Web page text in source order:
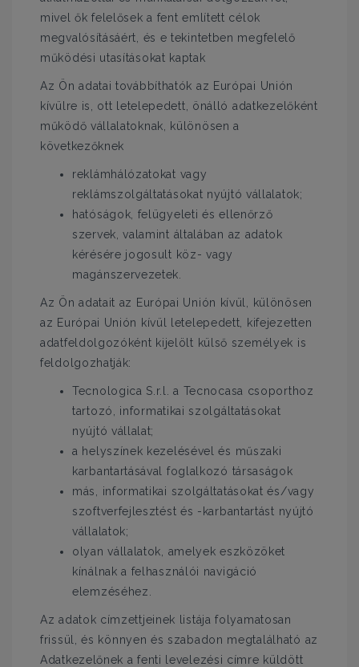
mivel ők felelősek a fent említett célok
megvalósításáért, és e tekintetben megfelelő
működési utasításokat kaptak
Az Ön adatai továbbíthatók az Európai Unión
kívülre is, ott letelepedett, önálló adatkezelőként
működő vállalatoknak, különösen a
következőknek
reklámhálózatokat vagy
reklámszolgáltatásokat nyújtó vállalatok;
hatóságok, felügyeleti és ellenőrző
szervek, valamint általában az adatok
kérésére jogosult köz- vagy
magánszervezetek.
Az Ön adatait az Európai Unión kívül, különösen
az Európai Unión kívül letelepedett, kifejezetten
adatfeldolgozóként kijelölt külső személyek is
feldolgozhatják:
Tecnologica S.r.l. a Tecnocasa csoporthoz
tartozó, informatikai szolgáltatásokat
nyújtó vállalat;
a helyszínek kezelésével és műszaki
karbantartásával foglalkozó társaságok
más, informatikai szolgáltatásokat és/vagy
szoftverfejlesztést és -karbantartást nyújtó
vállalatok;
olyan vállalatok, amelyek eszközöket
kínálnak a felhasználói navigáció
elemzéséhez.
Az adatok címzettjeinek listája folyamatosan
frissül, és könnyen és szabadon megtalálható az
Adatkezelőnek a fenti levelezési címre küldött